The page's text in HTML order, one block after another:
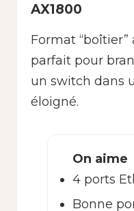
AX1800
Format “boîtier”
parfait pour
un switch dans
éloigné.
On aime
4 ports
Bonne